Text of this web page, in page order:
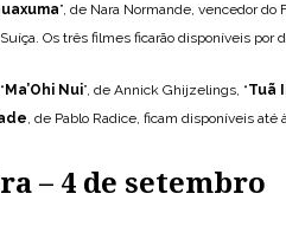
”, de Nara Normande, vencedor
Os três filmes ficarão disponíveis por
Ma’Ohi Nui”, de Annick Ghijzelings, “Tuã
, de Pablo Radice, ficam disponíveis até
– 4 de setembro